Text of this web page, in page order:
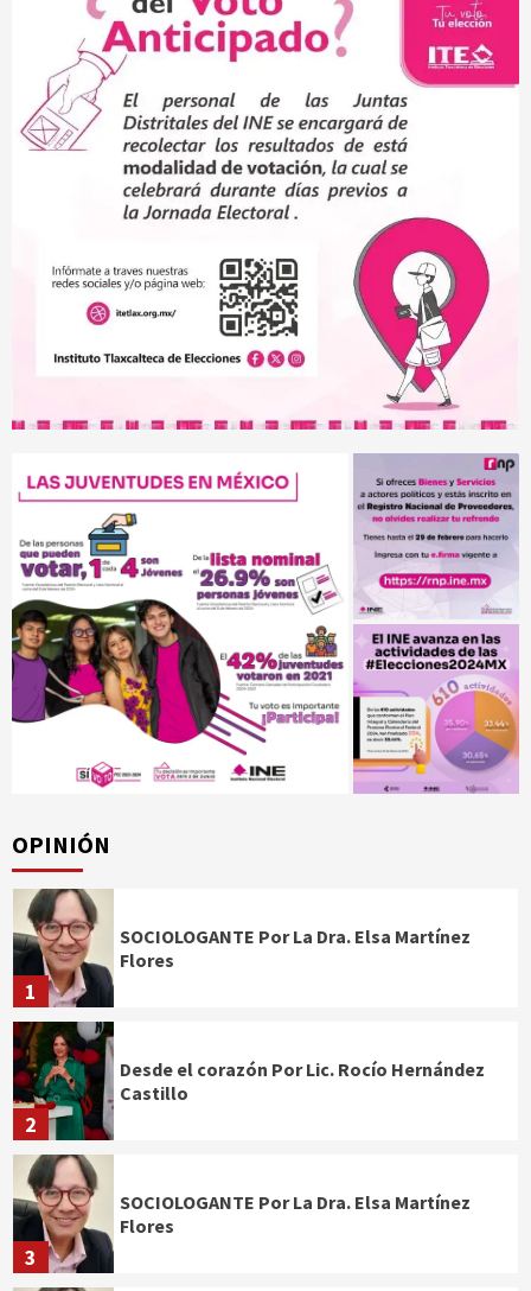
OPINIÓN
1
SOCIOLOGANTE Por La Dra. Elsa Martínez
Flores
2
Desde el corazón Por Lic. Rocío Hernández
Castillo
3
SOCIOLOGANTE Por La Dra. Elsa Martínez
Flores